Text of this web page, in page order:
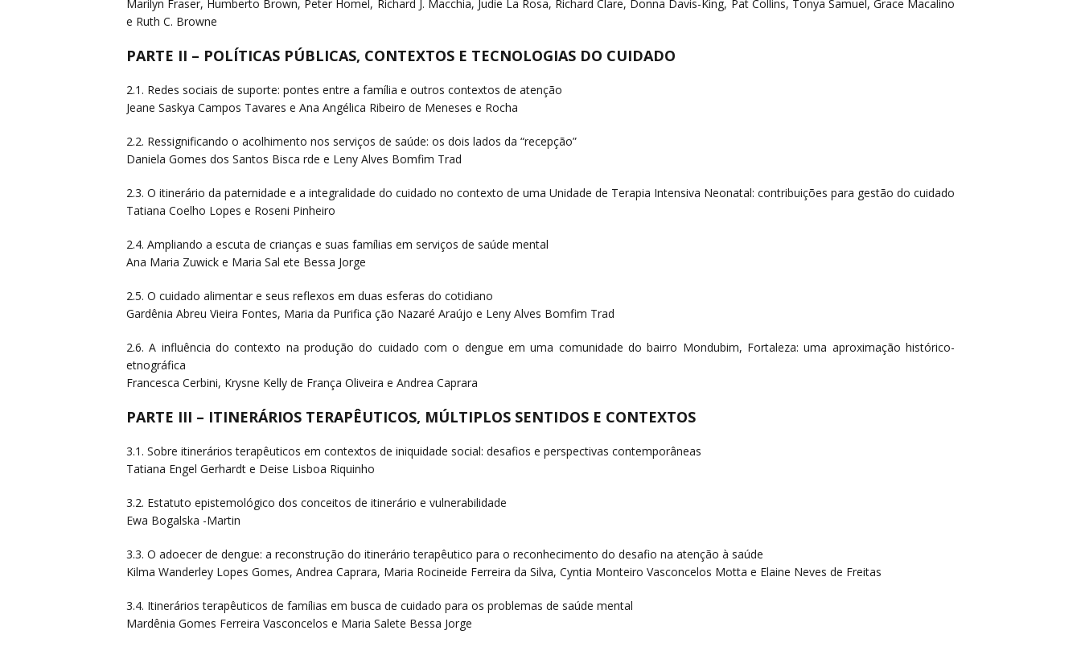
Marilyn Fraser, Humberto Brown, Peter Homel, Richard J. Macchia, Judie La Rosa, Richard Clare, Donna Davis-King, Pat Collins, Tonya Samuel, Grace Macalino
e Ruth C. Browne
PARTE II – POLÍTICAS PÚBLICAS, CONTEXTOS E TECNOLOGIAS DO CUIDADO
2.1. Redes sociais de suporte: pontes entre a família e outros contextos de atenção
Jeane Saskya Campos Tavares e Ana Angélica Ribeiro de Meneses e Rocha
2.2. Ressignificando o acolhimento nos serviços de saúde: os dois lados da “recepção”
Daniela Gomes dos Santos Bisca rde e Leny Alves Bomfim Trad
2.3. O itinerário da paternidade e a integralidade do cuidado no contexto de uma Unidade de Terapia Intensiva Neonatal: contribuições para gestão do cuidado
Tatiana Coelho Lopes e Roseni Pinheiro
2.4. Ampliando a escuta de crianças e suas famílias em serviços de saúde mental
Ana Maria Zuwick e Maria Sal ete Bessa Jorge
2.5. O cuidado alimentar e seus reflexos em duas esferas do cotidiano
Gardênia Abreu Vieira Fontes, Maria da Purifica ção Nazaré Araújo e Leny Alves Bomfim Trad
2.6. A influência do contexto na produção do cuidado com o dengue em uma comunidade do bairro Mondubim, Fortaleza: uma aproximação histórico-
etnográfica
Francesca Cerbini, Krysne Kelly de França Oliveira e Andrea Caprara
PARTE III – ITINERÁRIOS TERAPÊUTICOS, MÚLTIPLOS SENTIDOS E CONTEXTOS
3.1. Sobre itinerários terapêuticos em contextos de iniquidade social: desafios e perspectivas contemporâneas
Tatiana Engel Gerhardt e Deise Lisboa Riquinho
3.2. Estatuto epistemológico dos conceitos de itinerário e vulnerabilidade
Ewa Bogalska -Martin
3.3. O adoecer de dengue: a reconstrução do itinerário terapêutico para o reconhecimento do desafio na atenção à saúde
Kilma Wanderley Lopes Gomes, Andrea Caprara, Maria Rocineide Ferreira da Silva, Cyntia Monteiro Vasconcelos Motta e Elaine Neves de Freitas
3.4. Itinerários terapêuticos de famílias em busca de cuidado para os problemas de saúde mental
Mardênia Gomes Ferreira Vasconcelos e Maria Salete Bessa Jorge